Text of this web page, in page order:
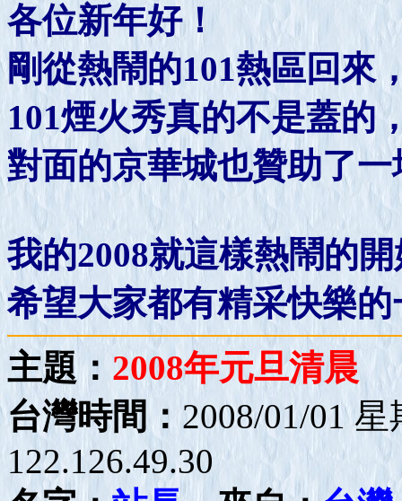
各位新年好！
剛從熱鬧的101熱區回來
101煙火秀真的不是蓋的
對面的京華城也贊助了
我的2008就這樣熱鬧的
希望大家都有精采快樂的
主題： 2008年元旦清晨
台灣時間： 2008/01/01
122.126.49.30